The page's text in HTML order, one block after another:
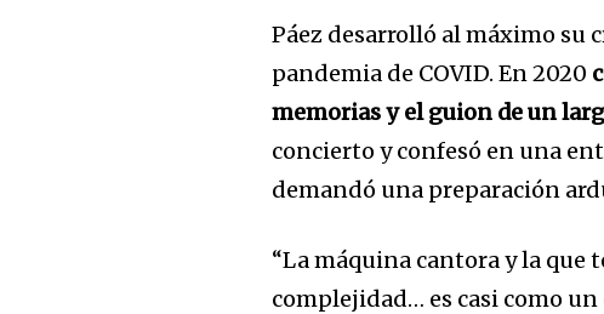
Páez desarrolló al máximo
pandemia de COVID. En 2020
memorias y el guion de un
concierto y confesó en una
demandó una preparación
“La máquina cantora y la que
complejidad… es casi como